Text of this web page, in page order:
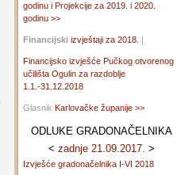
godinu i Projekcije za 2019. i 2020.
godinu >>
Financijski izvještaji za 2018. |
Financijsko izvješće Pučkog otvorenog
učilišta Ogulin za razdoblje
1.1.-31.12.2018
Glasnik Karlovačke županije >>
ODLUKE GRADONAČELNIKA
< zadnje 21.09.2017. >
Izvješće gradonačelnika I-VI 2018